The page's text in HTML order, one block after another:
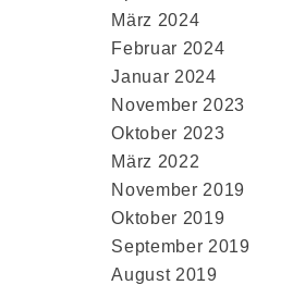
März 2024
Februar 2024
Januar 2024
November 2023
Oktober 2023
März 2022
November 2019
Oktober 2019
September 2019
August 2019